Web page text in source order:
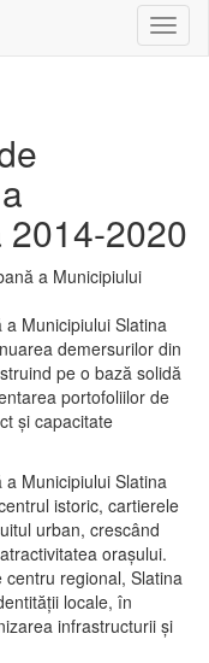
sau
2020
Municipiului Slatina
demersurilor din
pe o bază solidă
portofoliilor de
și capacitate
Municipiului Slatina
istoric, cartierele
urban, crescând
oraşului.
regional, Slatina
locale, în
infrastructurii şi